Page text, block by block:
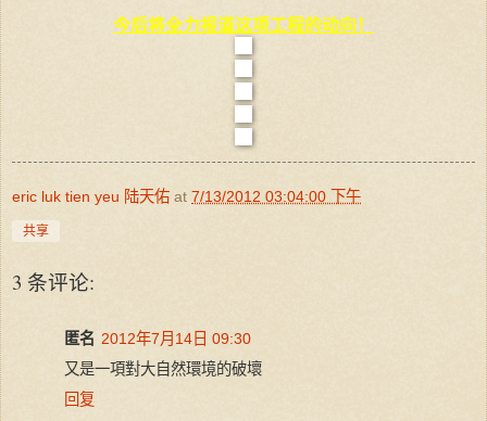
今后将全力报道这项工程的动向！
eric luk tien yeu 陆天佑 at 7/13/2012 03:04:00 下午
共享
3 条评论:
匿名 2012年7月14日 09:30
又是一項對大自然環境的破壞
回复